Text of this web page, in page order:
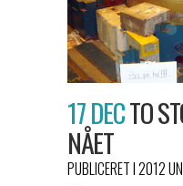
17 DECTO
NÅET
PUBLICERET I 2012